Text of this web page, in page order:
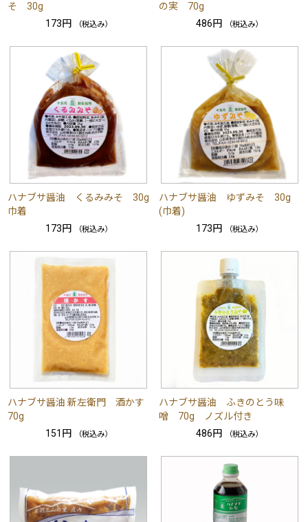
そ 30g
173円
（税込み）
の実 70g
486円
（税込み）
ハナブサ醤油 くるみみそ 30g
巾着
173円
（税込み）
ハナブサ醤油 ゆずみそ 30g
(巾着)
173円
（税込み）
ハナブサ醤油 新左衛門 酒かす
70g
151円
（税込み）
ハナブサ醤油 ふきのとう味
噌 70g ノズル付き
486円
（税込み）